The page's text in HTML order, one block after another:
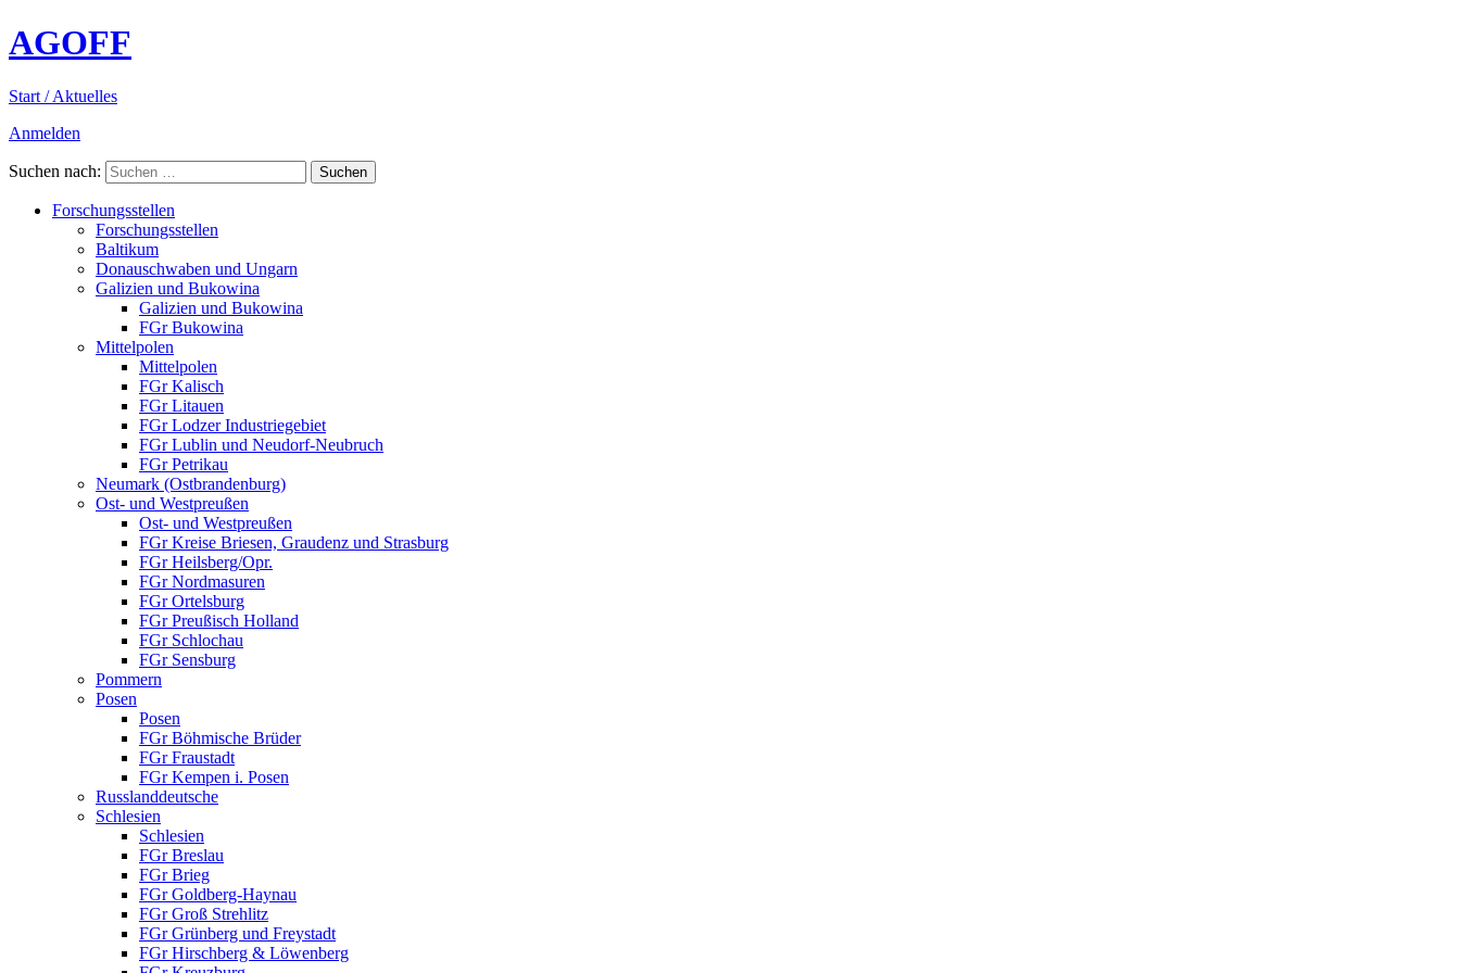
AGOFF
Start / Aktuelles
Anmelden
Suchen nach:
Forschungsstellen
Forschungsstellen
Baltikum
Donauschwaben und Ungarn
Galizien und Bukowina
Galizien und Bukowina
FGr Bukowina
Mittelpolen
Mittelpolen
FGr Kalisch
FGr Litauen
FGr Lodzer Industriegebiet
FGr Lublin und Neudorf-Neubruch
FGr Petrikau
Neumark (Ostbrandenburg)
Ost- und Westpreußen
Ost- und Westpreußen
FGr Kreise Briesen, Graudenz und Strasburg
FGr Heilsberg/Opr.
FGr Nordmasuren
FGr Ortelsburg
FGr Preußisch Holland
FGr Schlochau
FGr Sensburg
Pommern
Posen
Posen
FGr Böhmische Brüder
FGr Fraustadt
FGr Kempen i. Posen
Russlanddeutsche
Schlesien
Schlesien
FGr Breslau
FGr Brieg
FGr Goldberg-Haynau
FGr Groß Strehlitz
FGr Grünberg und Freystadt
FGr Hirschberg & Löwenberg